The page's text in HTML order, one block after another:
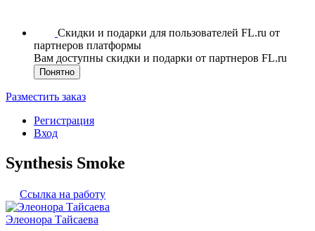
Скидки и подарки для пользователей FL.ru от
партнеров платформы
Вам доступны скидки и подарки от партнеров FL.ru
Понятно
Разместить заказ
Регистрация
Вход
Synthesis Smoke
Ссылка на работу
Элеонора Тайсаева